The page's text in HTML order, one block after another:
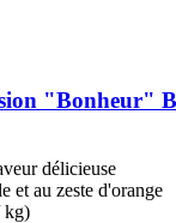
"Bonheur"
délicieuse
et au zeste d'orange
kg)